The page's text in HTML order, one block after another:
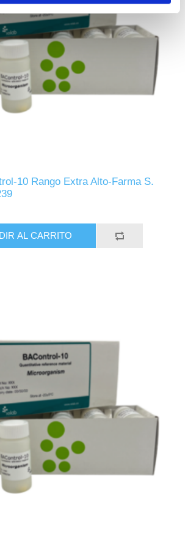
10 Rango Extra Alto-Farma S.
AL CARRITO